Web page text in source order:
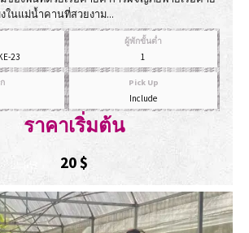
ในแม่น้ำคานที่สวยงาม...
23
ผู้พักขั้นต่ำ
1
Pick Up
Include
ราคาเริ่มต้น
20$